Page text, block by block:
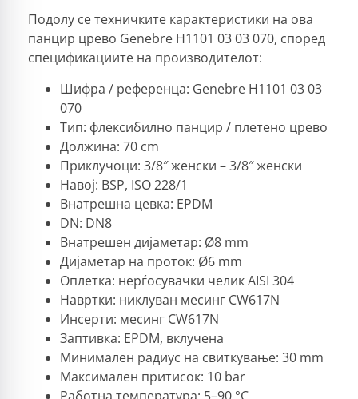
Подолу се техничките карактеристики на ова
панцир црево Genebre H1101 03 03 070, според
спецификациите на производителот:
Шифра / референца: Genebre H1101 03 03
070
Тип: флексибилно панцир / плетено црево
Должина: 70 cm
Приклучоци: 3/8″ женски – 3/8″ женски
Навој: BSP, ISO 228/1
Внатрешна цевка: EPDM
DN: DN8
Внатрешен дијаметар: Ø8 mm
Дијаметар на проток: Ø6 mm
Оплетка: нерѓосувачки челик AISI 304
Навртки: никлуван месинг CW617N
Инсерти: месинг CW617N
Заптивка: EPDM, вклучена
Минимален радиус на свиткување: 30 mm
Максимален притисок: 10 bar
Работна температура: 5–90 °C